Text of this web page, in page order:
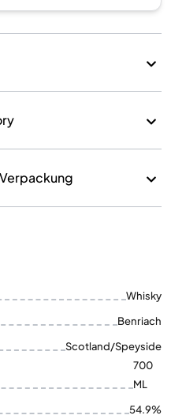
Whisky
Benriach
Scotland/Speyside
700
ML
54.9%